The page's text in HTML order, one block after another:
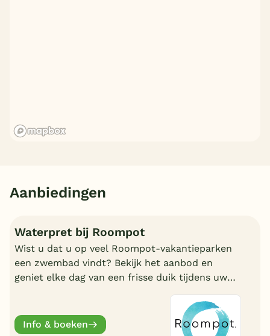
Aanbiedingen
Waterpret bij Roompot
Wist u dat u op veel Roompot-vakantieparken
een zwembad vindt? Bekijk het aanbod en
geniet elke dag van een frisse duik tijdens uw
Info & boeken